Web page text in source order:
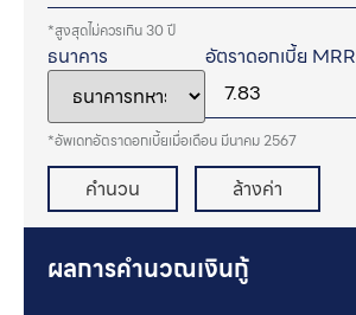
*สูงสุดไม่ควรเกิน 30 ปี
ธนาคาร อัตราดอกเบี้ย MRR
*อัพเดทอัตราดอกเบี้ยเมื่อเดือน มีนาคม 2567
คํานวน ล้างค่า
ผลการคำนวณเงินกู้